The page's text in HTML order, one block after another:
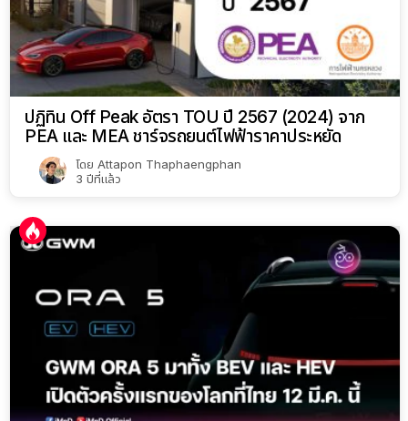
ปฏิทิน Off Peak อัตรา TOU ปี 2567 (2024) จาก
PEA และ MEA ชาร์จรถยนต์ไฟฟ้าราคาประหยัด
โดย Attapon Thaphaengphan
3 ปีที่แล้ว